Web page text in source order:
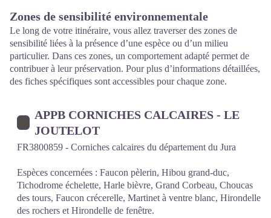
Zones de sensibilité environnementale
Le long de votre itinéraire, vous allez traverser des zones de
sensibilité liées à la présence d’une espèce ou d’un milieu
particulier. Dans ces zones, un comportement adapté permet de
contribuer à leur préservation. Pour plus d’informations détaillées,
des fiches spécifiques sont accessibles pour chaque zone.
APPB CORNICHES CALCAIRES - LE
JOUTELOT
FR3800859 - Corniches calcaires du département du Jura
Espèces concernées : Faucon pèlerin, Hibou grand-duc,
Tichodrome échelette, Harle bièvre, Grand Corbeau, Choucas
des tours, Faucon crécerelle, Martinet à ventre blanc, Hirondelle
des rochers et Hirondelle de fenêtre.